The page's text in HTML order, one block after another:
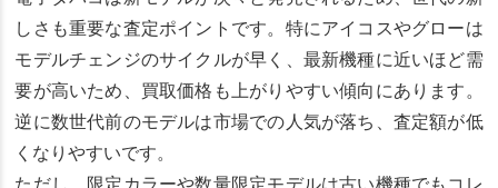
しさも重要な査定ポイントです。特にアイコスやグローは
モデルチェンジのサイクルが早く、最新機種に近いほど需
要が高いため、買取価格も上がりやすい傾向にあります。
逆に数世代前のモデルは市場での人気が落ち、査定額が低
くなりやすいです。